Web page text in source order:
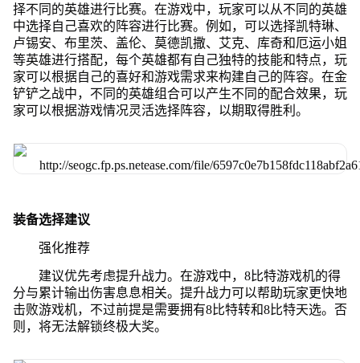
择不同的英雄进行比赛。在游戏中，玩家可以从不同的英雄
中选择自己喜欢的阵容进行比赛。例如，可以选择凯特琳、
卢锡安、布里茨、盖伦、莫德凯撒、艾克、库奇和厄运小姐
等英雄进行搭配，每个英雄都有自己独特的技能和特点，玩
家可以根据自己的喜好和游戏需求来构建自己的阵容。在金
铲铲之战中，不同的英雄组合可以产生不同的配合效果，玩
家可以根据游戏情况灵活选择阵容，以期取得胜利。
装备选择建议
强化推荐
建议优先考虑提升战力。在游戏中，8比特游戏机的得
分与累计输出伤害息息相关。提升战力可以帮助玩家更快地
击败游戏机，不过前提是需要拥有8比特转和8比特天选。否
则，将无法解锁终极大奖。